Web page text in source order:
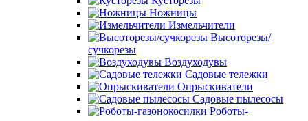
Ножницы
Измельчители
Высоторезы/
сучкорезы
Воздуходувы
Садовые тележки
Опрыскиватели
Садовые пылесосы
Роботы-